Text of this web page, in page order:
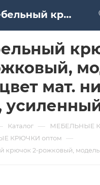
Мебельный крючок 2-рожковый, модель 128, цвет мат. никель (SN), усиленный. Дверная и мебельная фурнитура САМИР-КИЛИТ | Оптовые поставки
мат.
Каталог — МЕБЕЛЬНЫЕ
КРЮЧКИ оптом —
крючок 2-рожковый, модель